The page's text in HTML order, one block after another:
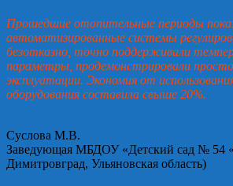
Прошедшие отопительные периоды
автоматизированные системы
безотказно, точно поддерживали
параметры, продемонстрировали
эксплуатации. Экономия от
оборудования составила свыше 20%.
Суслова М.В.
Заведующая МБДОУ «Детский сад № 54
Димитровград, Ульяновская область)